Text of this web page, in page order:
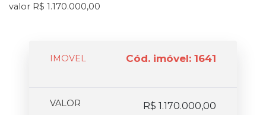
valor R$ 1.170.000,00
IMOVEL Cód. imóvel: 1641
VALOR R$ 1.170.000,00